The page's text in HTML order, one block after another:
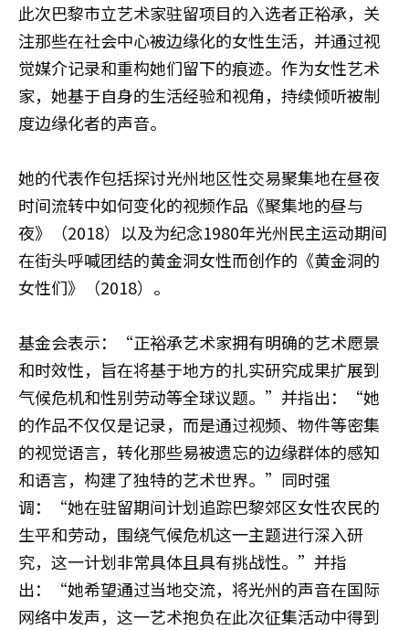
此次巴黎市立艺术家驻留项目的入选者正裕承，关
注那些在社会中心被边缘化的女性生活，并通过视
觉媒介记录和重构她们留下的痕迹。作为女性艺术
家，她基于自身的生活经验和视角，持续倾听被制
度边缘化者的声音。
她的代表作包括探讨光州地区性交易聚集地在昼夜
时间流转中如何变化的视频作品《聚集地的昼与
夜》（2018）以及为纪念1980年光州民主运动期间
在街头呼喊团结的黄金洞女性而创作的《黄金洞的
女性们》（2018）。
基金会表示：“正裕承艺术家拥有明确的艺术愿景
和时效性，旨在将基于地方的扎实研究成果扩展到
气候危机和性别劳动等全球议题。”并指出：“她
的作品不仅仅是记录，而是通过视频、物件等密集
的视觉语言，转化那些易被遗忘的边缘群体的感知
和语言，构建了独特的艺术世界。”同时强
调：“她在驻留期间计划追踪巴黎郊区女性农民的
生平和劳动，围绕气候危机这一主题进行深入研
究，这一计划非常具体且具有挑战性。”并指
出：“她希望通过当地交流，将光州的声音在国际
网络中发声，这一艺术抱负在此次征集活动中得到